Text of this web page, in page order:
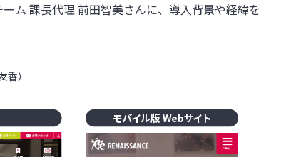
ム 課長代理 前田智美さんに、導入背景や経緯を
）